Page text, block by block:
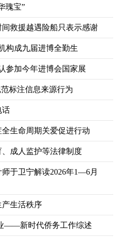
瑰宝”
救援越遇险船只表示感谢
构成九届进博全勤生
参加今年进博会国家展
标注信息来源行为
话
生命周期关爱促进行动
成人监护等法律制度
于卫宁解读2026年1—6月
生活秩序
——新时代侨务工作综述